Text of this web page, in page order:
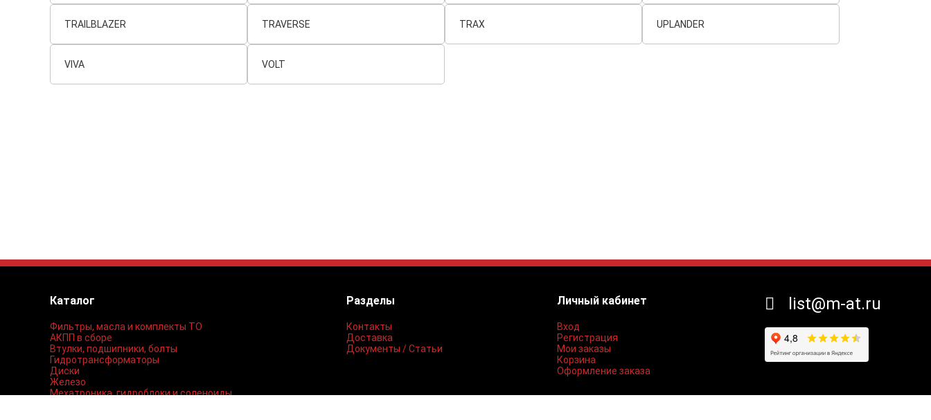
TRAILBLAZER TRAVERSE TRAX UPLANDER
VIVA VOLT
Каталог
Фильтры, масла и комплекты ТО
АКПП в сборе
Втулки, подшипники, болты
Гидротрансформаторы
Диски
Железо
Мехатроника, гидроблоки и соленоиды
Разделы
Контакты
Доставка
Документы / Статьи
Личный кабинет
Вход
Регистрация
Мои заказы
Корзина
Оформление заказа
list@m-at.ru